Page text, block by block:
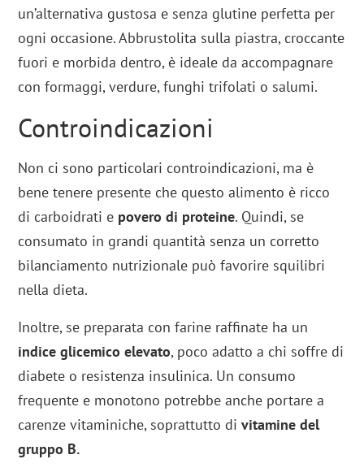
un’alternativa gustosa e senza glutine perfetta per
ogni occasione. Abbrustolita sulla piastra, croccante
fuori e morbida dentro, è ideale da accompagnare
con formaggi, verdure, funghi trifolati o salumi.
Controindicazioni
Non ci sono particolari controindicazioni, ma è
bene tenere presente che questo alimento è ricco
di carboidrati e povero di proteine. Quindi, se
consumato in grandi quantità senza un corretto
bilanciamento nutrizionale può favorire squilibri
nella dieta.
Inoltre, se preparata con farine raffinate ha un
indice glicemico elevato, poco adatto a chi soffre di
diabete o resistenza insulinica. Un consumo
frequente e monotono potrebbe anche portare a
carenze vitaminiche, soprattutto divitamine del
gruppo B.